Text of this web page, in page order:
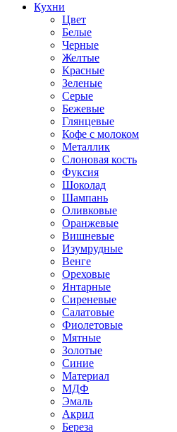
Кухни
Цвет
Белые
Черные
Желтые
Красные
Зеленые
Серые
Бежевые
Глянцевые
Кофе с молоком
Металлик
Слоновая кость
Фуксия
Шоколад
Шампань
Оливковые
Оранжевые
Вишневые
Изумрудные
Венге
Ореховые
Янтарные
Сиреневые
Салатовые
Фиолетовые
Мятные
Золотые
Синие
Материал
МДФ
Эмаль
Акрил
Береза